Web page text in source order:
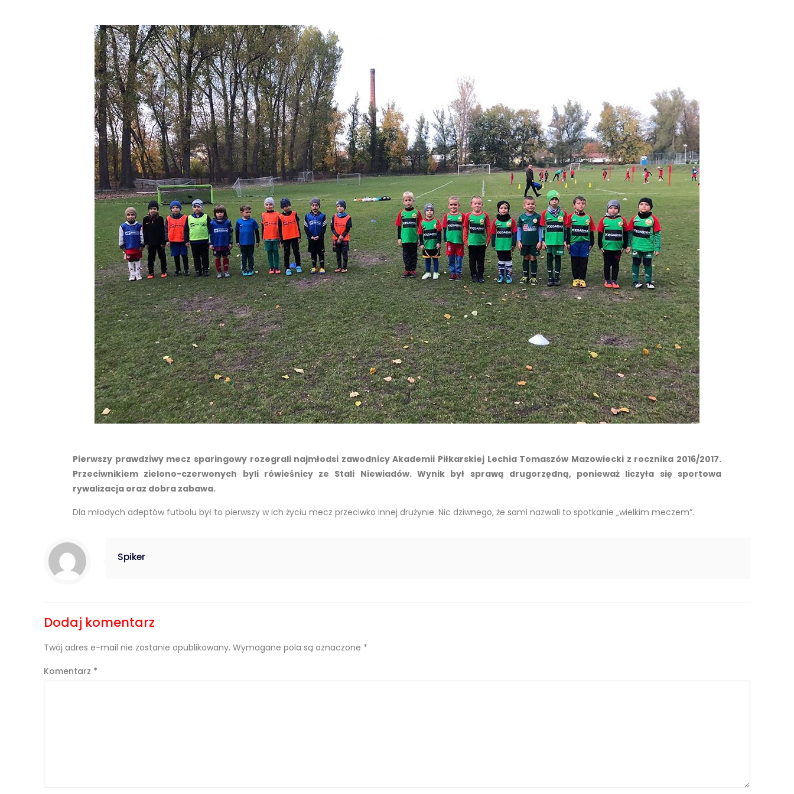
Pierwszy prawdziwy mecz sparingowy rozegrali najmłodsi zawodnicy Akademii Piłkarskiej Lechia Tomaszów Mazowiecki z rocznika 2016/2017.
Przeciwnikiem zielono-czerwonych byli rówieśnicy ze Stali Niewiadów. Wynik był sprawą drugorzędną, ponieważ liczyła się sportowa
rywalizacja oraz dobra zabawa.
Dla młodych adeptów futbolu był to pierwszy w ich życiu mecz przeciwko innej drużynie. Nic dziwnego, że sami nazwali to spotkanie „wielkim meczem”.
Spiker
Dodaj komentarz
Twój adres e-mail nie zostanie opublikowany. Wymagane pola są oznaczone *
Komentarz *